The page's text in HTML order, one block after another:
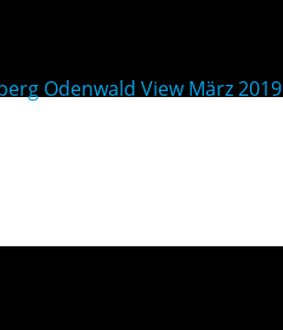
Odenwald View März 2019